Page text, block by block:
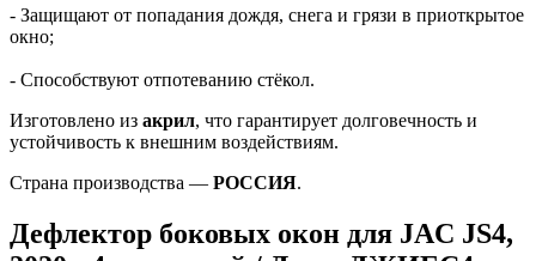
- Защищают от попадания дождя, снега и грязи в приоткрытое
окно;
- Способствуют отпотеванию стёкол.
Изготовлено из акрил, что гарантирует долговечность и
устойчивость к внешним воздействиям.
Страна производства — РОССИЯ.
Дефлектор боковых окон для JAC JS4,